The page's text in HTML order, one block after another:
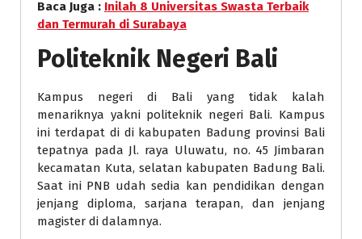
Baca Juga : Inilah 8 Universitas Swasta Terbaik
dan Termurah di Surabaya
Politeknik Negeri Bali
Kampus negeri di Bali yang tidak kalah
menariknya yakni politeknik negeri Bali. Kampus
ini terdapat di di kabupaten Badung provinsi Bali
tepatnya pada Jl. raya Uluwatu, no. 45 Jimbaran
kecamatan Kuta, selatan kabupaten Badung Bali.
Saat ini PNB udah sedia kan pendidikan dengan
jenjang diploma, sarjana terapan, dan jenjang
magister di dalamnya.